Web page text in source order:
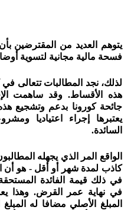
يتوهم العديد من المقترضين
فسحة مالية مجانية لتسوية
لذلك، نجد المطالبات تتعالى
هذه الأقساط. وقد ساهمت
جائحة كورونا بدعم وتشجيع
يعتبرها إجراء اعتياديا
السائدة.
الواقع المر الذي يجهله
كاذب لمدة شهر أو أقل - هو أن
في ذلك قيمة الفائدة
في نهاية عمر القرض. وهذا
المبلغ الأصلي مضافا له